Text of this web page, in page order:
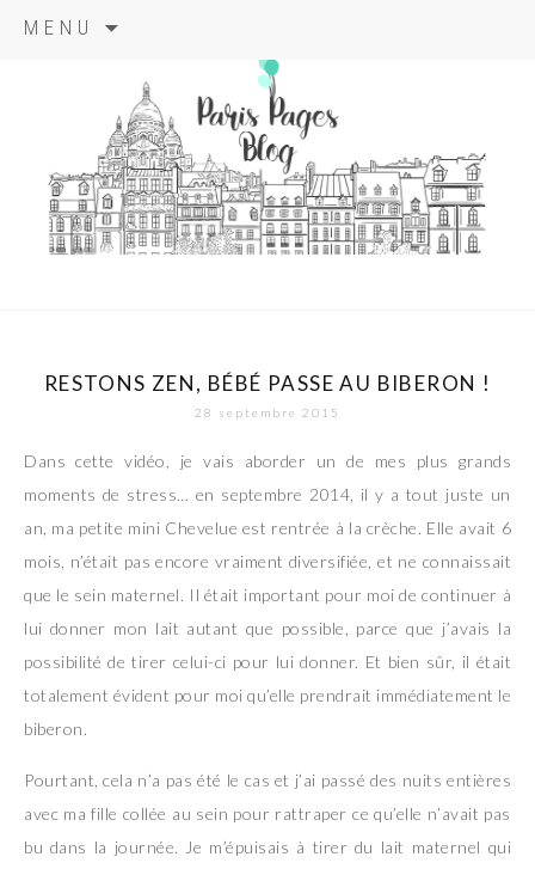
MENU
principal
paris pages
blog
RESTONS ZEN, BÉBÉ PASSE AU BIBERON !
28 septembre 2015
Dans cette vidéo, je vais aborder un de mes plus grands
moments de stress… en septembre 2014, il y a tout juste un
an, ma petite mini Chevelue est rentrée à la crèche. Elle avait 6
mois, n’était pas encore vraiment diversifiée, et ne connaissait
que le sein maternel. Il était important pour moi de continuer à
lui donner mon lait autant que possible, parce que j’avais la
possibilité de tirer celui-ci pour lui donner. Et bien sûr, il était
totalement évident pour moi qu’elle prendrait immédiatement le
biberon.
Pourtant, cela n’a pas été le cas et j’ai passé des nuits entières
avec ma fille collée au sein pour rattraper ce qu’elle n’avait pas
bu dans la journée. Je m’épuisais à tirer du lait maternel qui